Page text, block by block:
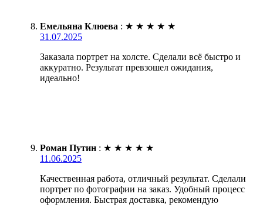
Емельяна Клюева : ★ ★ ★ ★ ★
31.07.2025
Заказала портрет на холсте. Сделали всё быстро и
аккуратно. Результат превзошел ожидания,
идеально!
Роман Путин : ★ ★ ★ ★ ★
11.06.2025
Качественная работа, отличный результат. Сделали
портрет по фотографии на заказ. Удобный процесс
оформления. Быстрая доставка, рекомендую